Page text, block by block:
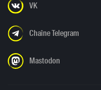
VK
Chaîne Telegram
Mastodon